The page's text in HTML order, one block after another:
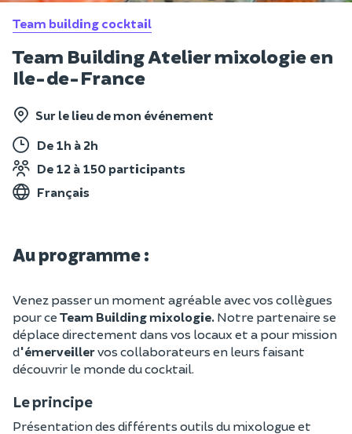
Team building cocktail
Team Building Atelier mixologie en
Ile-de-France
Sur le lieu de mon événement
De 1h à 2h
De 12 à 150 participants
Français
Au programme :
Venez passer un moment agréable avec vos collègues
pour ce Team Building mixologie. Notre partenaire se
déplace directement dans vos locaux et a pour mission
d'émerveillervos collaborateurs en leurs faisant
découvrir le monde du cocktail.
Le principe
Présentation des différents outils du mixologue et